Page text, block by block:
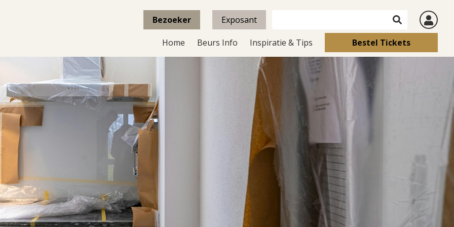
Bezoeker Exposant
Home Beurs Info Inspiratie & Tips Bestel Tickets